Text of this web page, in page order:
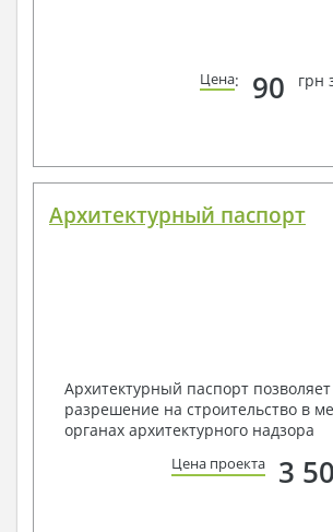
Цена: 90 грн
Архитектурный паспорт
Архитектурный паспорт
разрешение на строительство в
органах архитектурного надзора
Цена проекта 3